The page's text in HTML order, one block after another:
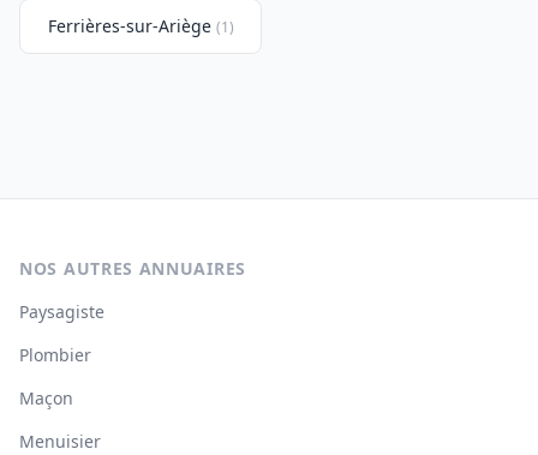
Ferrières-sur-Ariège (1)
NOS AUTRES ANNUAIRES
Paysagiste
Plombier
Maçon
Menuisier